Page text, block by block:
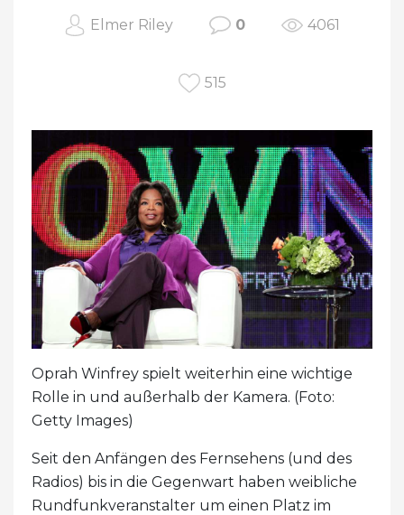
Elmer Riley 0 4061
515
Oprah Winfrey spielt weiterhin eine wichtige
Rolle in und außerhalb der Kamera. (Foto:
Getty Images)
Seit den Anfängen des Fernsehens (und des
Radios) bis in die Gegenwart haben weibliche
Rundfunkveranstalter um einen Platz im